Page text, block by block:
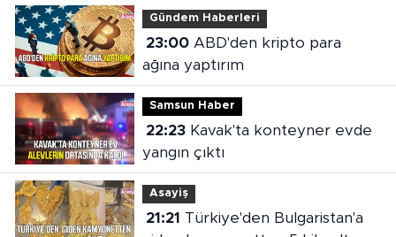
Gündem Haberleri
23:00ABD'den kripto para
ağına yaptırım
Samsun Haber
22:23Kavak'ta konteyner evde
yangın çıktı
Asayiş
21:21